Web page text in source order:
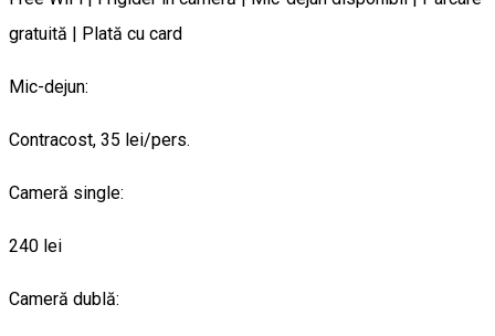
gratuită | Plată cu card
Mic-dejun:
Contracost, 35 lei/pers.
Cameră single:
240 lei
Cameră dublă: